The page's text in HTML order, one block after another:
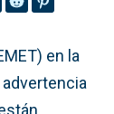
en la